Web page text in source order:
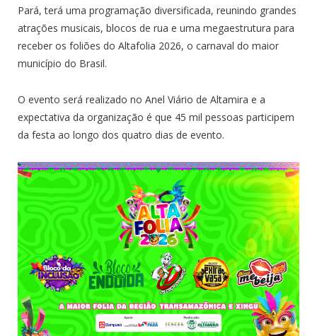
Pará, terá uma programação diversificada, reunindo grandes
atrações musicais, blocos de rua e uma megaestrutura para
receber os foliões do Altafolia 2026, o carnaval do maior
município do Brasil.
O evento será realizado no Anel Viário de Altamira e a
expectativa da organização é que 45 mil pessoas participem
da festa ao longo dos quatro dias de evento.